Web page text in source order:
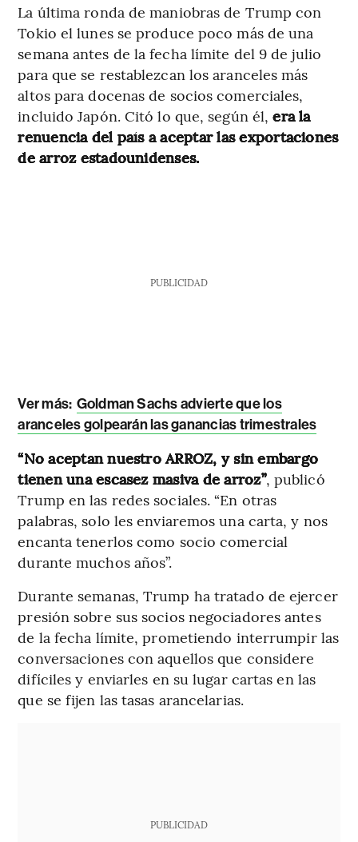
La última ronda de maniobras de Trump con
Tokio el lunes se produce poco más de una
semana antes de la fecha límite del 9 de julio
para que se restablezcan los aranceles más
altos para docenas de socios comerciales,
incluido Japón. Citó lo que, según él,era la
renuencia del país a aceptar las exportaciones
de arroz estadounidenses.
PUBLICIDAD
Ver más: Goldman Sachs advierte que los
aranceles golpearán las ganancias trimestrales
“No aceptan nuestro ARROZ, y sin embargo
tienen una escasez masiva de arroz”, publicó
Trump en las redes sociales. “En otras
palabras, solo les enviaremos una carta, y nos
encanta tenerlos como socio comercial
durante muchos años”.
Durante semanas, Trump ha tratado de ejercer
presión sobre sus socios negociadores antes
de la fecha límite, prometiendo interrumpir las
conversaciones con aquellos que considere
difíciles y enviarles en su lugar cartas en las
que se fijen las tasas arancelarias.
PUBLICIDAD